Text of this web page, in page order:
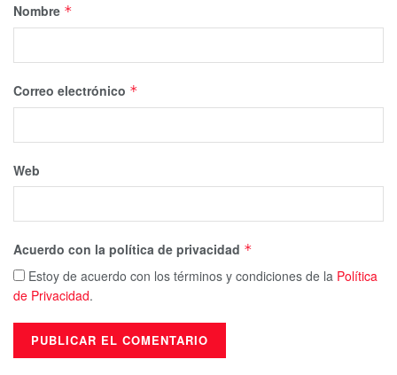
Nombre *
Correo electrónico *
Web
Acuerdo con la política de privacidad *
Estoy de acuerdo con los términos y condiciones de la Política
de Privacidad.